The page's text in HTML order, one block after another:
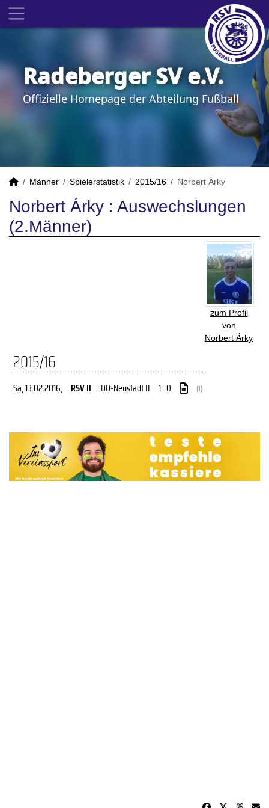
Radeberger SV e.V.
Offizielle Homepage der Abteilung Fußball
Männer Spielerstatistik 2015/16 Norbert Árky
Norbert Árky : Auswechslungen
(2.Männer)
zum Profil
von
Norbert Árky
2015/16
Sa, 13.02.2016, RSV II : DD-Neustadt II 1 : 0 (1)